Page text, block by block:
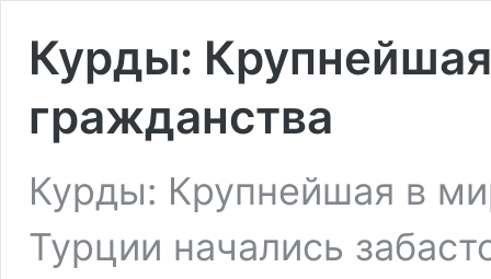
Курды:
гражданства
Курды: Крупнейшая в
Турции начались